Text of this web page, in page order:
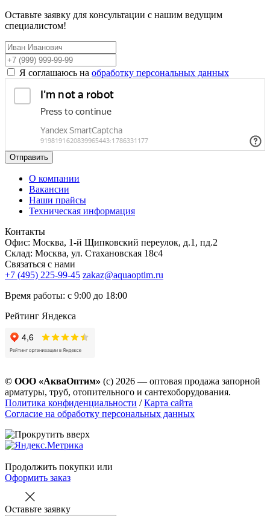
Оставьте заявку для консультации с нашим ведущим
специалистом!
Я соглашаюсь на обработку персональных данных
Отправить
О компании
Вакансии
Наши прайсы
Техническая информация
Контакты
Офис: Москва, 1-й Щипковский переулок, д.1, пд.2
Склад: Москва, ул. Стахановская 18с4
Связаться с нами
+7 (495) 225-99-45 zakaz@aquaoptim.ru
Время работы: с 9:00 до 18:00
Рейтинг Яндекса
© ООО «АкваОптим» (с) 2026 — оптовая продажа запорной
арматуры, труб, отопительного и сантехоборудования.
Политика конфиденциальности /Карта сайта
Согласие на обработку персональных данных
Продолжить покупки или
Оформить заказ
Оставьте заявку